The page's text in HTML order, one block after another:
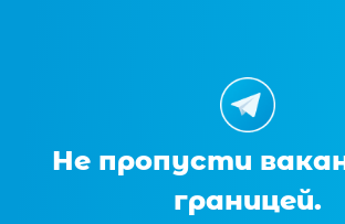
Не пропусти
границей.